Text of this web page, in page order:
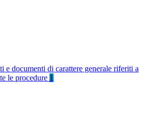
e documenti di carattere generale riferiti a
le procedure 1